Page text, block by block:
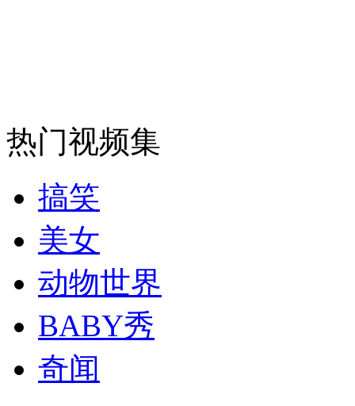
消防员救轻生者 花炮节热闹非凡
纽约上演“枕头大战”
司机酒驾遇交警 急速倒车逃窜
热门视频集
搞笑
美女
动物世界
BABY秀
奇闻